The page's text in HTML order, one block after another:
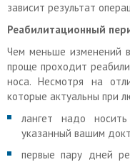
зависит результат
Реабилитационный
Чем меньше изменений
проще проходит
носа. Несмотря на
которые актуальны при
лангет надо
указанный вашим
первые пару дней